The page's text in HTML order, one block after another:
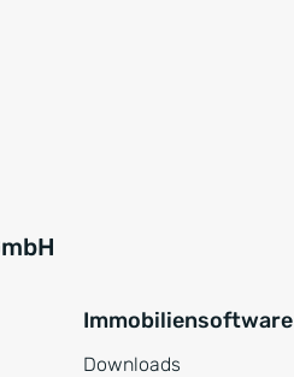
Immobiliensoftware
Downloads